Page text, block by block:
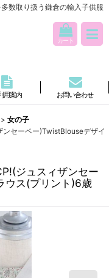
数取り扱う鎌倉の輸入子供服
カート
用案内 お問い合わせ
> 女の子
ンセーペー)TwistBlouseデザイ
ジュスィザンセー
ウス(プリント)6歳